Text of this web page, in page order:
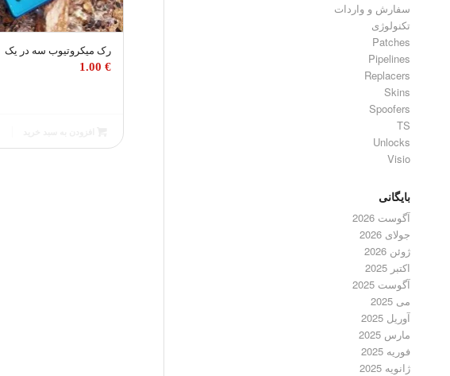
رک میکروتیوب سه در یک
1.00 €
سفارش و واردات
تکنولوژی
Patches
Pipelines
Replacers
Skins
Spoofers
TS
Unlocks
Visio
بایگانی
آگوست 2026
جولای 2026
ژوئن 2026
اکتبر 2025
آگوست 2025
می 2025
آوریل 2025
مارس 2025
فوریه 2025
ژانویه 2025